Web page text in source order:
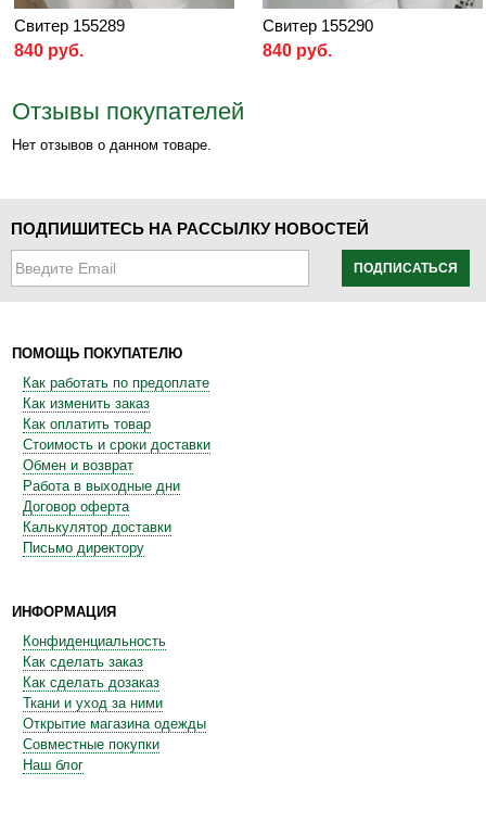
Свитер 155289
840 руб.
Свитер 155290
840 руб.
Отзывы покупателей
Нет отзывов о данном товаре.
ПОДПИШИТЕСЬ НА РАССЫЛКУ НОВОСТЕЙ
ПОДПИСАТЬСЯ
ПОМОЩЬ ПОКУПАТЕЛЮ
Как работать по предоплате
Как изменить заказ
Как оплатить товар
Стоимость и сроки доставки
Обмен и возврат
Работа в выходные дни
Договор оферта
Калькулятор доставки
Письмо директору
ИНФОРМАЦИЯ
Конфиденциальность
Как сделать заказ
Как сделать дозаказ
Ткани и уход за ними
Открытие магазина одежды
Совместные покупки
Наш блог